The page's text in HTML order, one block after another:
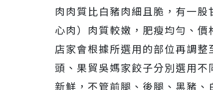
肉肉質比白豬肉細且脆，有一
心肉）肉質較嫩，肥瘦均勻、
店家會根據所選用的部位再調
頭、果貿吳媽家餃子分別選用不
新鮮，不管前腿、後腿、黑豬、